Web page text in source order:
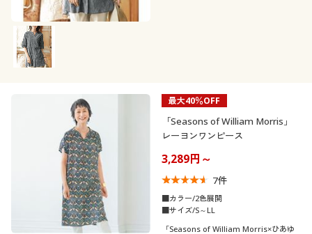
最大40％OFF
「Seasons of William Morris」
レーヨンワンピース
3,289円～
7件
■カラー/2色展開
■サイズ/S～LL
「Seasons of William Morris×ひあゆ